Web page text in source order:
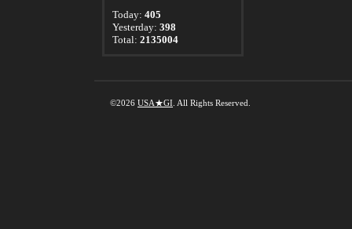
Today: 405
Yesterday: 398
Total: 2135004
©2026 USA★GI . All Rights Reserved.